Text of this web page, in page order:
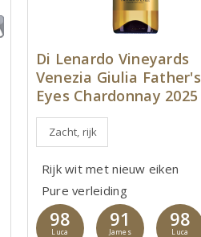
Di Lenardo Vineyards
Venezia Giulia Father's
Eyes Chardonnay 2025
Zacht, rijk
Rijk wit met nieuw eiken
Pure verleiding
98
Luca
91
James
98
Luca